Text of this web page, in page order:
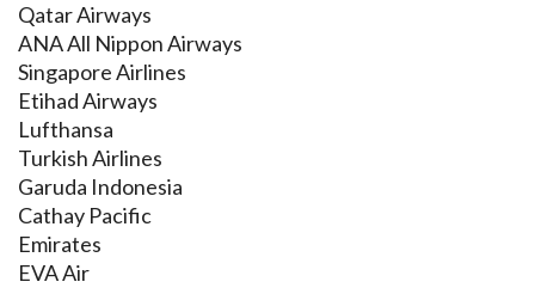
Qatar Airways
ANA All Nippon Airways
Singapore Airlines
Etihad Airways
Lufthansa
Turkish Airlines
Garuda Indonesia
Cathay Pacific
Emirates
EVA Air